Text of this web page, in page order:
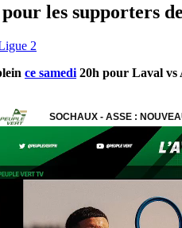
les supporters
2
ce samedi 20h pour Laval vs